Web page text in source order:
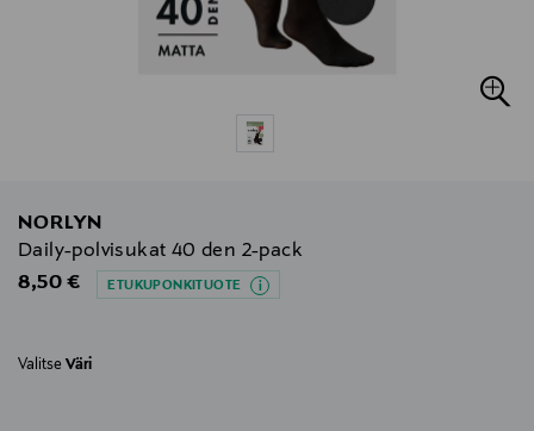
NORLYN
Daily-polvisukat 40 den 2-pack
Original Price
8,50 € ETUKUPONKITUOTE
Valitse Väri